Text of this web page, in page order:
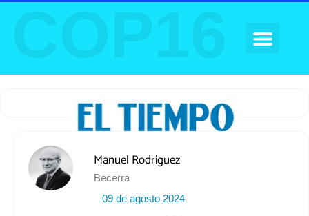
Manuel Rodríguez
Becerra
09 de agosto 2024